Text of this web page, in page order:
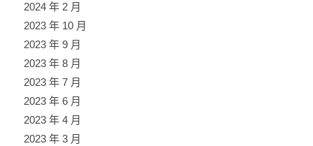
2024 年 2 月
2023 年 10 月
2023 年 9 月
2023 年 8 月
2023 年 7 月
2023 年 6 月
2023 年 4 月
2023 年 3 月